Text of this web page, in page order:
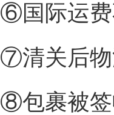
⑥国际运费
⑦清关后物
⑧包裹被签